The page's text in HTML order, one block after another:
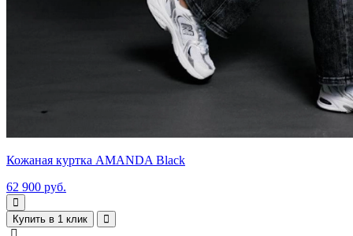
Кожаная куртка AMANDA Black
62 900 руб.
Купить в 1 клик